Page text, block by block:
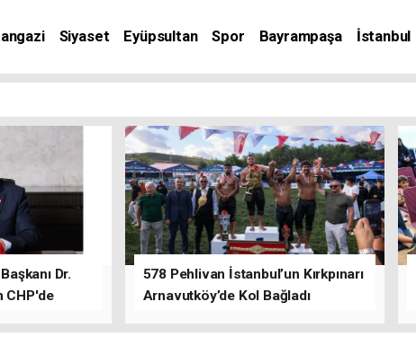
Siyaset Eyüpsultan Spor Bayrampaşa İstanbul
Dr.
CHP'de
578 Pehlivan İstanbul’un Kırkpınarı
Arnavutköy’de Kol Bağladı